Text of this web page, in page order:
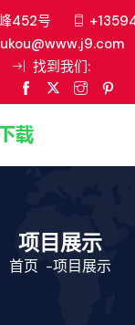
452号
找到我们:
项目展示
首页 -项目展示